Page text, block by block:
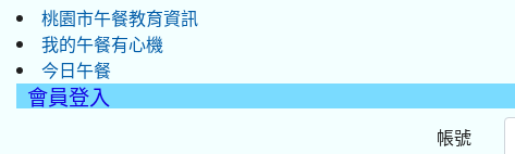
桃園市午餐教育資訊
我的午餐有心機
今日午餐
會員登入
帳號